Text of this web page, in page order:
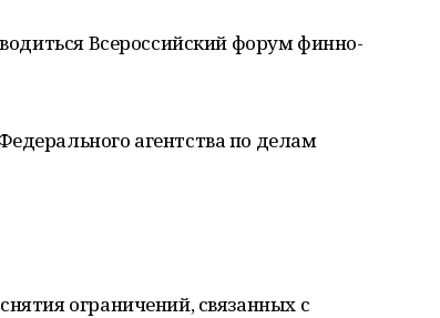
Всероссийский форум финно-
агентства по делам
ограничений, связанных с